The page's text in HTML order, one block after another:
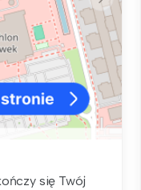
się Twój